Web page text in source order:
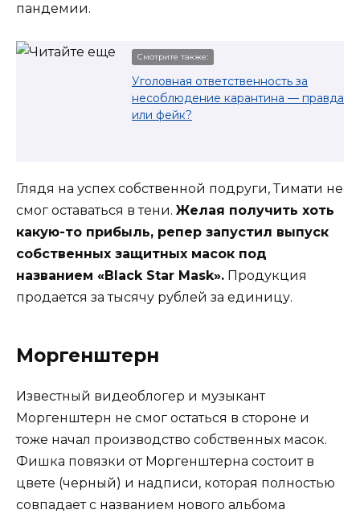
пандемии.
Смотрите также:
Уголовная ответственность за
несоблюдение карантина — правда
или фейк?
Глядя на успех собственной подруги, Тимати не
смог оставаться в тени. Желая получить хоть
какую-то прибыль, репер запустил выпуск
собственных защитных масок под
названием «Black Star Mask». Продукция
продается за тысячу рублей за единицу.
Моргенштерн
Известный видеоблогер и музыкант
Моргенштерн не смог остаться в стороне и
тоже начал производство собственных масок.
Фишка повязки от Моргенштерна состоит в
цвете (черный) и надписи, которая полностью
совпадает с названием нового альбома